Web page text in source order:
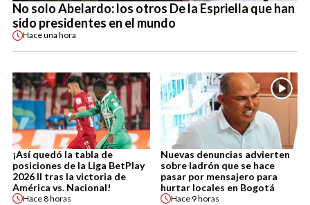
No solo Abelardo: los otros De la Espriella que han
sido presidentes en el mundo
Haceuna hora
¡Así quedó la tabla de
posiciones de la Liga BetPlay
2026 II tras la victoria de
América vs. Nacional!
Hace8 horas
Nuevas denuncias advierten
sobre ladrón que se hace
pasar por mensajero para
hurtar locales en Bogotá
Hace 9 horas